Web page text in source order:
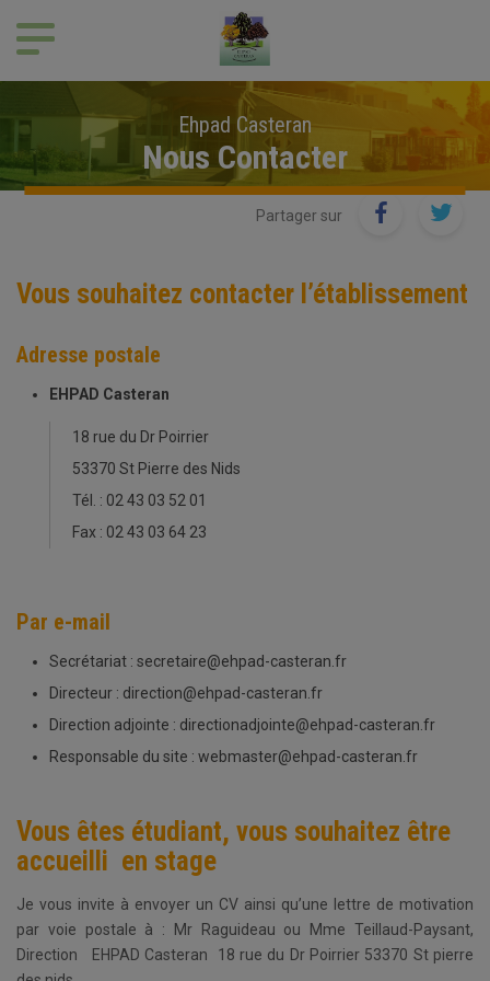
Ehpad Casteran
Nous Contacter
Partager sur
Vous souhaitez contacter l’établissement
Adresse postale
EHPAD Casteran
18 rue du Dr Poirrier
53370 St Pierre des Nids
Tél. : 02 43 03 52 01
Fax : 02 43 03 64 23
Par e-mail
Secrétariat : secretaire@ehpad-casteran.fr
Directeur : direction@ehpad-casteran.fr
Direction adjointe : directionadjointe@ehpad-casteran.fr
Responsable du site : webmaster@ehpad-casteran.fr
Vous êtes étudiant, vous souhaitez être
accueilli en stage
Je vous invite à envoyer un CV ainsi qu’une lettre de motivation
par voie postale à : Mr Raguideau ou Mme Teillaud-Paysant,
Direction EHPAD Casteran 18 rue du Dr Poirrier 53370 St pierre